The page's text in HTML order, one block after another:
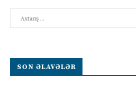
SON ƏLAVƏLƏR